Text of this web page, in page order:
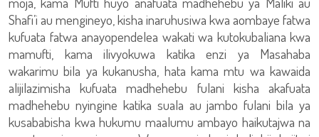
Shafi’i au mengineyo, kisha inaruhusiwa kwa aombaye fatwa
kufuata fatwa anayopendelea wakati wa kutokubaliana kwa
mamufti, kama ilivyokuwa katika enzi ya Masahaba
wakarimu bila ya kukanusha, hata kama mtu wa kawaida
alijilazimisha kufuata madhehebu fulani kisha akafuata
madhehebu nyingine katika suala au jambo fulani bila ya
kusababisha kwa hukumu maalumu ambayo haikutajwa na